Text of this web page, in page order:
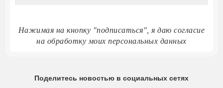
Нажимая на кнопку "подписаться", я даю согласие
на обработку моих персональных данных
Поделитесь новостью в социальных сетях